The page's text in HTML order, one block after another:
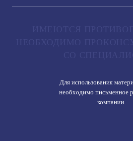
Для использования
необходимо письменное
компании.